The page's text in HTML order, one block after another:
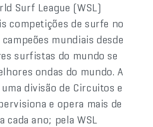
Surf League (WSL)
competições de surfe no
mundiais desde
surfistas do mundo se
ondas do mundo. A
divisão de Circuitos e
e opera mais de
cada ano; pela WSL